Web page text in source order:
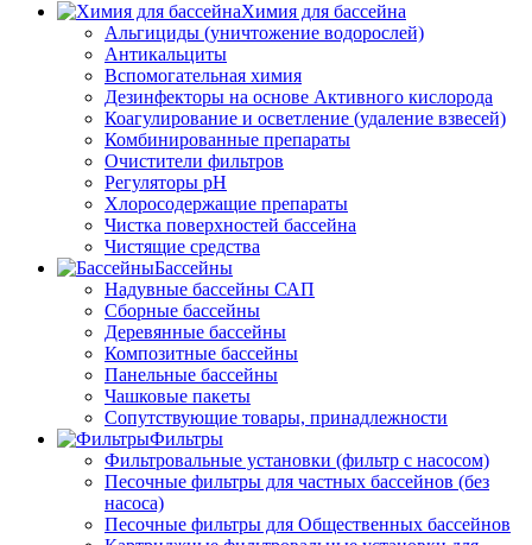
Химия для бассейна
Альгициды (уничтожение водорослей)
Антикальциты
Вспомогательная химия
Дезинфекторы на основе Активного кислорода
Коагулирование и осветление (удаление взвесей)
Комбинированные препараты
Очистители фильтров
Регуляторы pH
Хлоросодержащие препараты
Чистка поверхностей бассейна
Чистящие средства
Бассейны
Надувные бассейны САП
Сборные бассейны
Деревянные бассейны
Композитные бассейны
Панельные бассейны
Чашковые пакеты
Сопутствующие товары, принадлежности
Фильтры
Фильтровальные установки (фильтр с насосом)
Песочные фильтры для частных бассейнов (без
насоса)
Песочные фильтры для Общественных бассейнов